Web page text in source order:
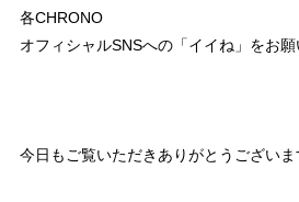
各CHRONO
オフィシャルSNSへの「イイね」をお
今日もご覧いただきありがとうございま